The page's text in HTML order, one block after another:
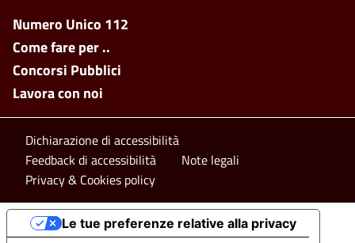
Footer side menu
Numero Unico 112
Come fare per ..
Concorsi Pubblici
Lavora con noi
Footer bottom
Dichiarazione di accessibilità
Feedback di accessibilità
Note legali
Privacy & Cookies policy
Le tue preferenze relative alla privacy